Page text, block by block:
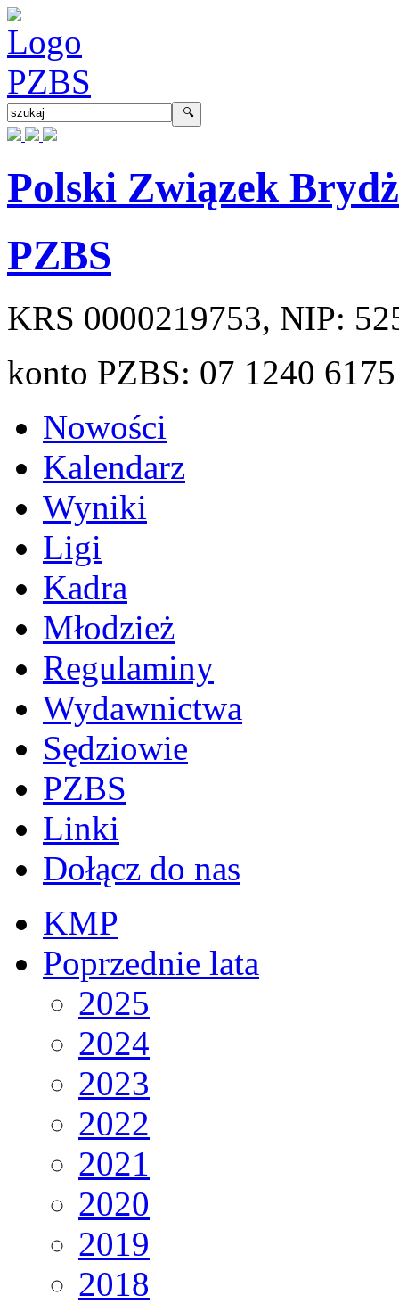
Polski Związek
PZBS
KRS 0000219753, NIP:
konto PZBS: 07 1240
Nowości
Kalendarz
Wyniki
Ligi
Kadra
Młodzież
Regulaminy
Wydawnictwa
Sędziowie
PZBS
Linki
Dołącz do nas
KMP
Poprzednie lata
2025
2024
2023
2022
2021
2020
2019
2018